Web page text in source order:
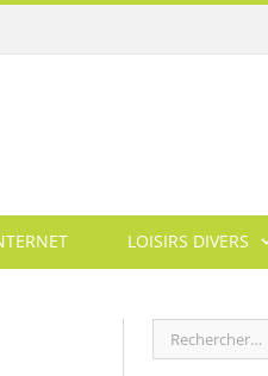
LOISIRS DIVERS